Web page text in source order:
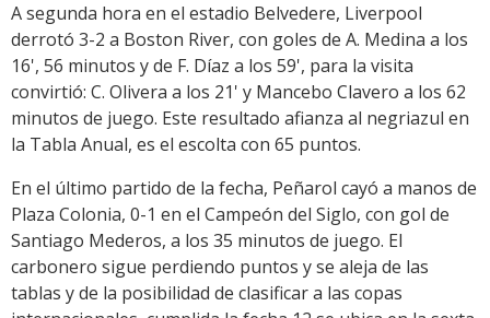
A segunda hora en el estadio Belvedere, Liverpool
derrotó 3-2 a Boston River, con goles de A. Medina a los
16', 56 minutos y de F. Díaz a los 59', para la visita
convirtió: C. Olivera a los 21' y Mancebo Clavero a los 62
minutos de juego. Este resultado afianza al negriazul en
la Tabla Anual, es el escolta con 65 puntos.
En el último partido de la fecha, Peñarol cayó a manos de
Plaza Colonia, 0-1 en el Campeón del Siglo, con gol de
Santiago Mederos, a los 35 minutos de juego. El
carbonero sigue perdiendo puntos y se aleja de las
tablas y de la posibilidad de clasificar a las copas